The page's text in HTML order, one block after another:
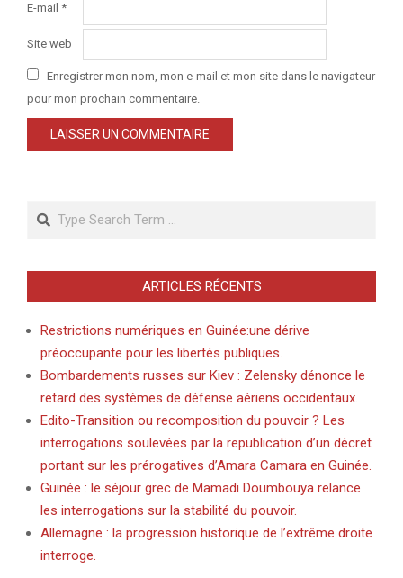
E-mail *
Site web
Enregistrer mon nom, mon e-mail et mon site dans le navigateur
pour mon prochain commentaire.
Search
ARTICLES RÉCENTS
Restrictions numériques en Guinée:une dérive
préoccupante pour les libertés publiques.
Bombardements russes sur Kiev : Zelensky dénonce le
retard des systèmes de défense aériens occidentaux.
Edito-Transition ou recomposition du pouvoir ? Les
interrogations soulevées par la republication d’un décret
portant sur les prérogatives d’Amara Camara en Guinée.
Guinée : le séjour grec de Mamadi Doumbouya relance
les interrogations sur la stabilité du pouvoir.
Allemagne : la progression historique de l’extrême droite
interroge.